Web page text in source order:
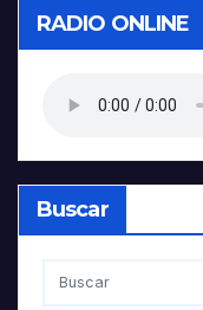
RADIO ONLINE
Buscar